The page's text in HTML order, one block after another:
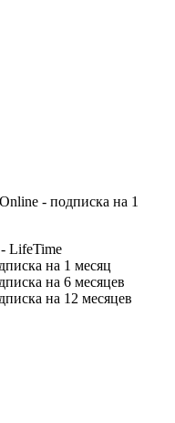
- подписка на 1
LifeTime
на 1 месяц
на 6 месяцев
на 12 месяцев